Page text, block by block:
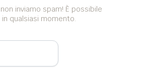
inviamo spam! È possibile
qualsiasi momento.